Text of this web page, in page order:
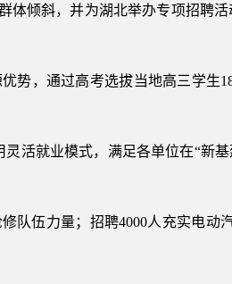
体倾斜，并为湖北举办专项招聘
势，通过高考选拔当地高三学生
活就业模式，满足各单位在“新
队伍力量；招聘4000人充实电动